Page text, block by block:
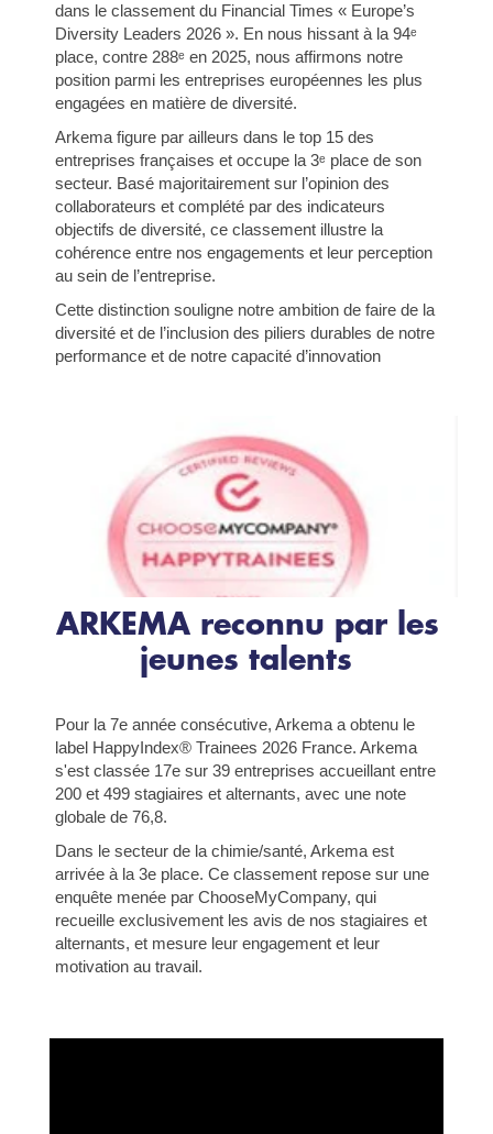
dans le classement du Financial Times « Europe’s
Diversity Leaders 2026 ». En nous hissant à la 94ᵉ
place, contre 288ᵉ en 2025, nous affirmons notre
position parmi les entreprises européennes les plus
engagées en matière de diversité.
Arkema figure par ailleurs dans le top 15 des
entreprises françaises et occupe la 3ᵉ place de son
secteur. Basé majoritairement sur l’opinion des
collaborateurs et complété par des indicateurs
objectifs de diversité, ce classement illustre la
cohérence entre nos engagements et leur perception
au sein de l’entreprise.
Cette distinction souligne notre ambition de faire de la
diversité et de l’inclusion des piliers durables de notre
performance et de notre capacité d’innovation
ARKEMA reconnu par les
jeunes talents
Pour la 7e année consécutive, Arkema a obtenu le
label HappyIndex® Trainees 2026 France. Arkema
s'est classée 17e sur 39 entreprises accueillant entre
200 et 499 stagiaires et alternants, avec une note
globale de 76,8.
Dans le secteur de la chimie/santé, Arkema est
arrivée à la 3e place. Ce classement repose sur une
enquête menée par ChooseMyCompany, qui
recueille exclusivement les avis de nos stagiaires et
alternants, et mesure leur engagement et leur
motivation au travail.